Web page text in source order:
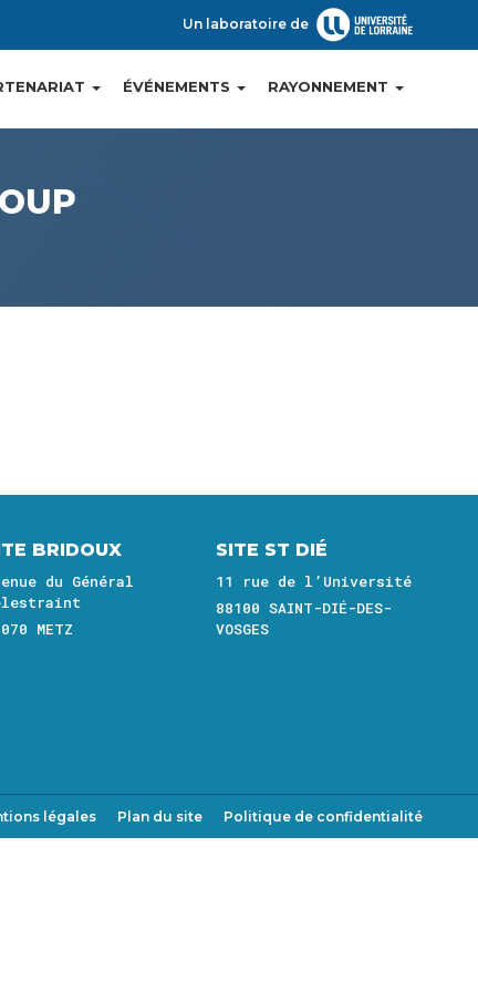
Un laboratoire de
ÉVÉNEMENTS RAYONNEMENT
BRIDOUX
du Général
METZ
SITE ST DIÉ
11 rue de l’Université
88100 SAINT-DIÉ-DES-
VOSGES
légales Plan du site Politique de confidentialité